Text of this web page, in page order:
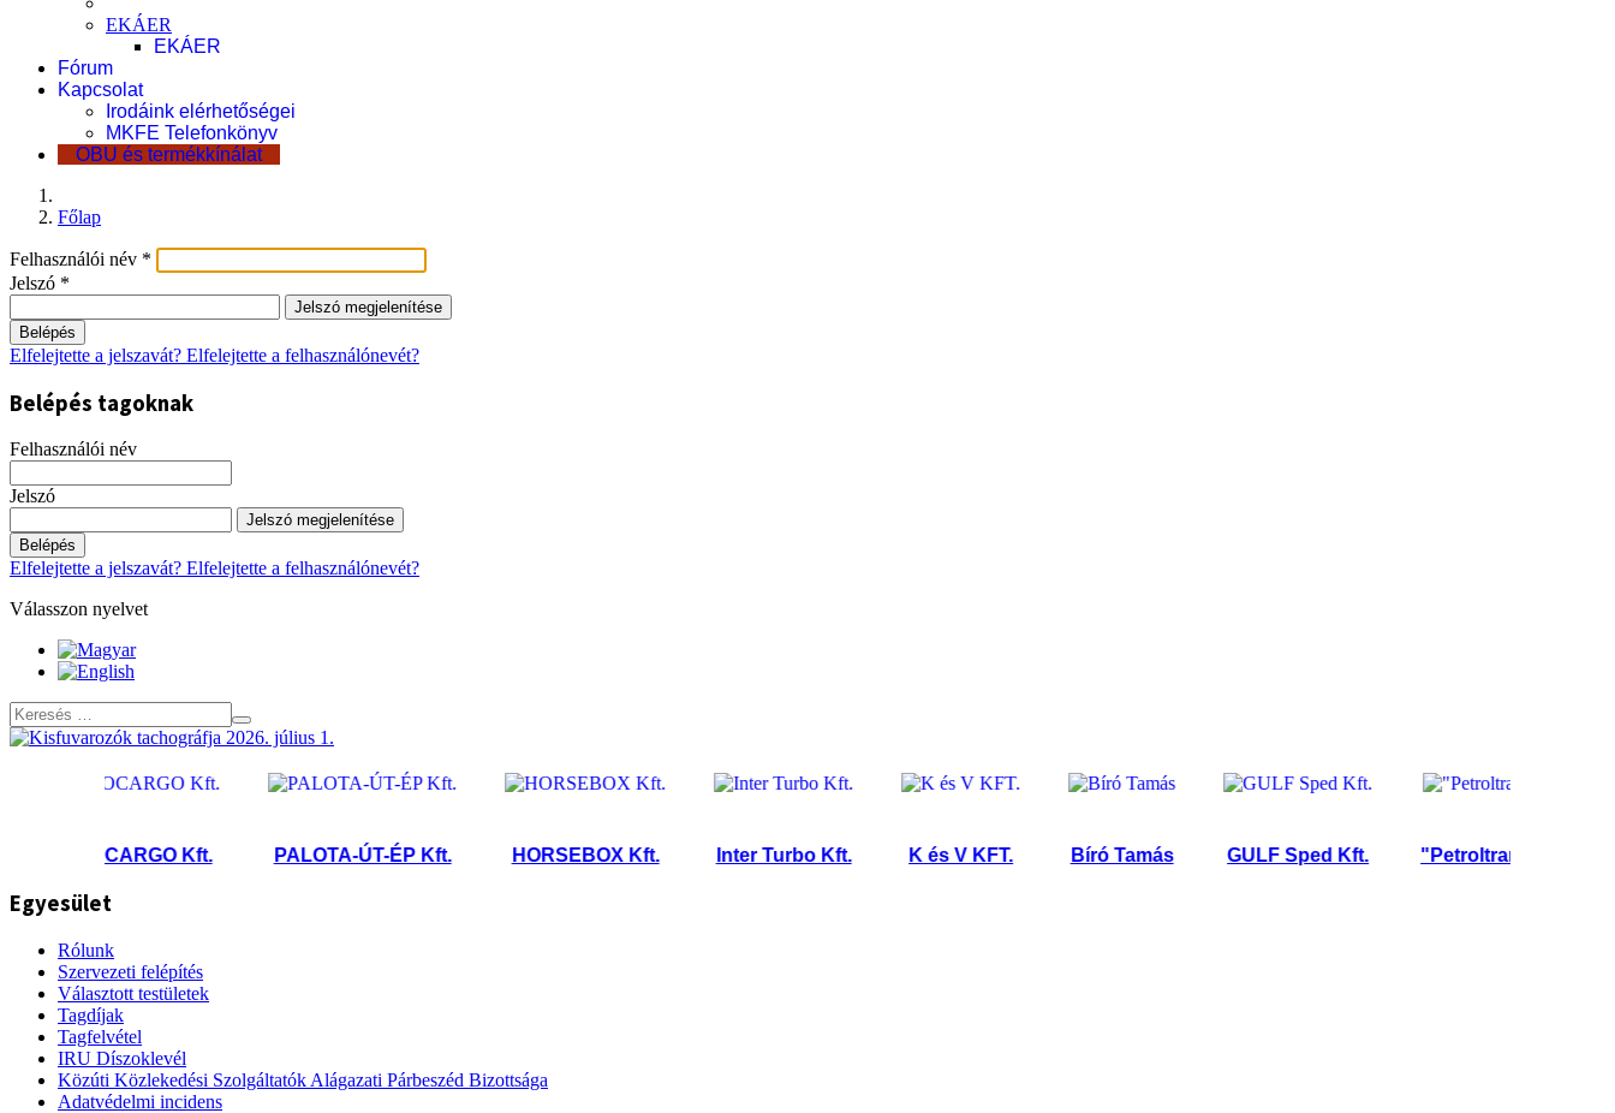
EKÁER
EKÁER
Fórum
Kapcsolat
Irodáink elérhetőségei
MKFE Telefonkönyv
OBU és termékkínálat
Főlap
Felhasználói név *
Jelszó *
Jelszó megjelenítése
Belépés
Elfelejtette a jelszavát? Elfelejtette a felhasználónevét?
Belépés tagoknak
Felhasználói név
Jelszó
Jelszó megjelenítése
Belépés
Elfelejtette a jelszavát? Elfelejtette a felhasználónevét?
Válasszon nyelvet
LOCARGO Kft. PALOTA-ÚT-ÉP Kft. HORSEBOX Kft. Inter Turbo Kft. K és V KFT. Bíró Tamás GULF Sped Kft. "Petroltrans" Kft.
Egyesület
Rólunk
Szervezeti felépítés
Választott testületek
Tagdíjak
Tagfelvétel
IRU Díszoklevél
Közúti Közlekedési Szolgáltatók Alágazati Párbeszéd Bizottsága
Adatvédelmi incidens